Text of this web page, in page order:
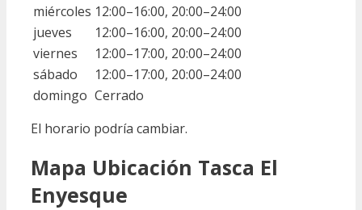
miércoles 12:00–16:00, 20:00–24:00
jueves
12:00–16:00, 20:00–24:00
viernes
12:00–17:00, 20:00–24:00
sábado
12:00–17:00, 20:00–24:00
domingo Cerrado
El horario podría cambiar.
Mapa Ubicación Tasca El
Enyesque